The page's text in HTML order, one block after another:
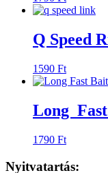
Q Speed
1590 Ft
Long
1790 Ft
Nyitvatartás: